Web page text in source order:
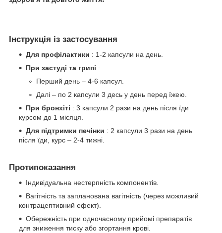
Інструкція із застосування
Для профілактики : 1-2 капсули на день.
При застуді та грипі :
Перший день – 4-6 капсул.
Далі – по 2 капсули 3 десь у день перед їжею.
При бронхіті : 3 капсули 2 рази на день після їди
курсом до 1 місяця.
Для підтримки печінки : 2 капсули 3 рази на день
після їди, курс – 2-4 тижні.
Протипоказання
Індивідуальна нестерпність компонентів.
Вагітність та запланована вагітність (через можливий
контрацептивний ефект).
Обережність при одночасному прийомі препаратів
для зниження тиску або згортання крові.